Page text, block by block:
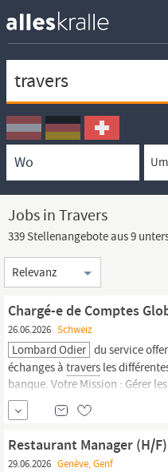
Ortssuche
Umkreissuche
Arbeitsform
Jobs in Travers
339 Stellenangebote aus 9
Sortierung
Chargé-e de Comptes
26.06.2026 Schweiz
Lombard Odier du service
échanges à travers les
banque. Votre Mission : Gérer
suivi du settlement, les OST, les
les cash flows Private Equity
aggregation). Veiller à l
Restaurant Manager (H/F)
29.06.2026 Genève, Genf